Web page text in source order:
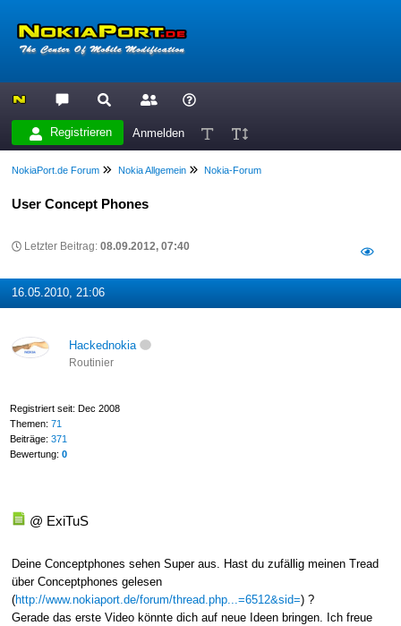
Registrieren Anmelden
NokiaPort.de Forum Nokia Allgemein Nokia-Forum
User Concept Phones
Letzter Beitrag:08.09.2012, 07:40
16.05.2010, 21:06
Hackednokia
Routinier
Registriert seit: Dec 2008
Themen: 71
Beiträge: 371
Bewertung: 0
@ ExiTuS
Deine Conceptphones sehen Super aus. Hast du zufällig meinen Tread
über Conceptphones gelesen
(http://www.nokiaport.de/forum/thread.php...=6512&sid=) ?
Gerade das erste Video könnte dich auf neue Ideen bringen. Ich freue